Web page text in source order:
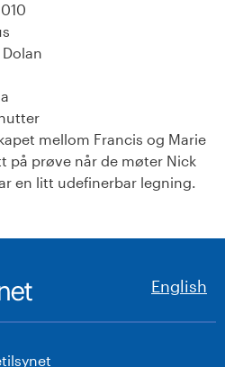
mellom Francis og Marie
på prøve når de møter Nick
en litt udefinerbar legning.
English